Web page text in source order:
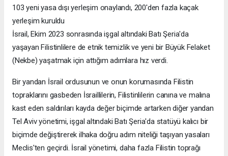
103 yeni yasa dışı yerleşim onaylandı, 200'den fazla kaçak
yerleşim kuruldu
İsrail, Ekim 2023 sonrasında işgal altındaki Batı Şeria'da
yaşayan Filistinlilere de etnik temizlik ve yeni bir Büyük Felaket
(Nekbe) yaşatmak için attığım adımlara hız verdi.
Bir yandan İsrail ordusunun ve onun korumasında Filistin
topraklarını gasbeden İsraillilerin, Filistinlilerin canına ve malına
kast eden saldırıları kayda değer biçimde artarken diğer yandan
Tel Aviv yönetimi, işgal altındaki Batı Şeria'da statüyü kalıcı bir
biçimde değiştirerek ilhaka doğru adım niteliği taşıyan yasaları
Meclis'ten geçirdi. İsrail yönetimi, daha fazla Filistin toprağı